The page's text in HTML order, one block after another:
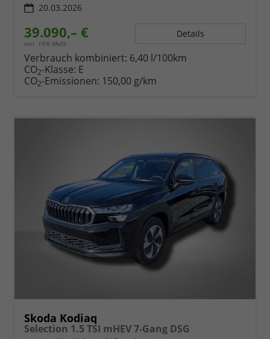
20.03.2026
39.090,– €
incl. 19% MwSt.
Details
Verbrauch kombiniert: 6,40 l/100km
CO2-Klasse: E
CO2-Emissionen: 150,00 g/km
Skoda Kodiaq
Selection 1.5 TSI mHEV 7-Gang DSG